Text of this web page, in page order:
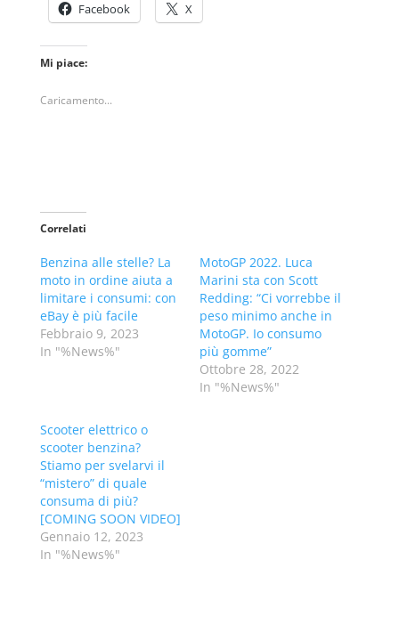
Facebook X
Mi piace:
Caricamento...
Correlati
Benzina alle stelle? La
moto in ordine aiuta a
limitare i consumi: con
eBay è più facile
Febbraio 9, 2023
In "%News%"
MotoGP 2022. Luca
Marini sta con Scott
Redding: “Ci vorrebbe il
peso minimo anche in
MotoGP. Io consumo
più gomme”
Ottobre 28, 2022
In "%News%"
Scooter elettrico o
scooter benzina?
Stiamo per svelarvi il
“mistero” di quale
consuma di più?
[COMING SOON VIDEO]
Gennaio 12, 2023
In "%News%"